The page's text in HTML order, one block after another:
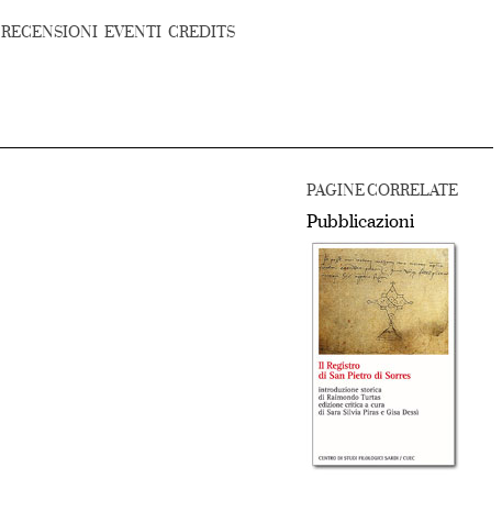
RECENSIONI EVENTI CREDITS
PAGINE CORRELATE
Pubblicazioni